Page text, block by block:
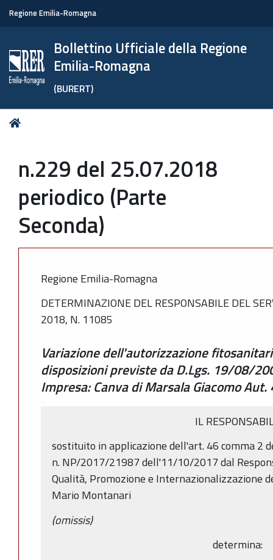
Regione Emilia-Romagna
Bollettino Ufficiale della Regione
Emilia-Romagna
(BURERT)
Tu
n.229 del 25.07.2018
periodico (Parte
Seconda)
Regione Emilia-Romagna
DETERMINAZIONE DEL RESPONSABILE DEL
2018, N. 11085
Variazione dell'autorizzazione
disposizioni previste da D.Lgs. 19/08/
Impresa: Canva di Marsala Giacomo Aut.
IL
sostituito in applicazione dell'art. 46 comma 2
n. NP/2017/21987 dell'11/10/2017 dal
Qualità, Promozione e Internazionalizzazione
Mario Montanari
(omissis)
determina: